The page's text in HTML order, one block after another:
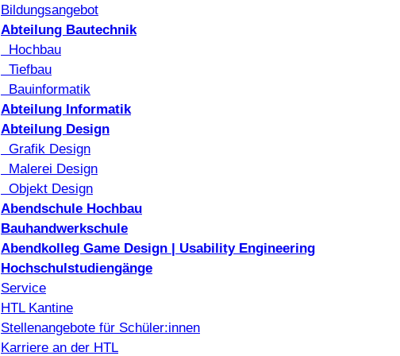
Bildungsangebot
Abteilung Bautechnik
Hochbau
Tiefbau
Bauinformatik
Abteilung Informatik
Abteilung Design
Grafik Design
Malerei Design
Objekt Design
Abendschule Hochbau
Bauhandwerkschule
Abendkolleg Game Design | Usability Engineering
Hochschulstudiengänge
Service
HTL Kantine
Stellenangebote für Schüler:innen
Karriere an der HTL